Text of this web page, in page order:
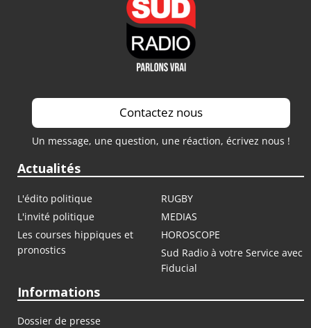
Contactez nous
Un message, une question, une réaction, écrivez nous !
Actualités
L'édito politique
RUGBY
L'invité politique
MEDIAS
Les courses hippiques et
pronostics
HOROSCOPE
Sud Radio à votre Service avec
Fiducial
Informations
Dossier de presse